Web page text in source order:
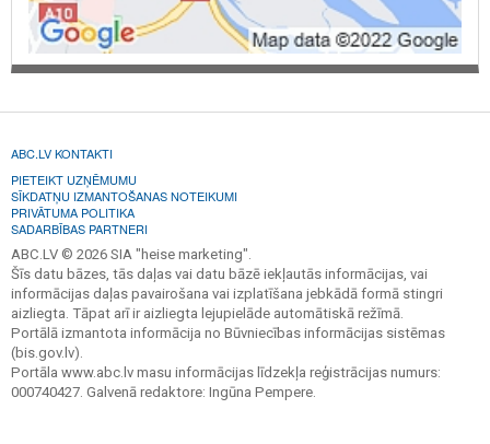
ABC.LV KONTAKTI
PIETEIKT UZŅĒMUMU
SĪKDATŅU IZMANTOŠANAS NOTEIKUMI
PRIVĀTUMA POLITIKA
SADARBĪBAS PARTNERI
ABC.LV © 2026 SIA "heise marketing".
Šīs datu bāzes, tās daļas vai datu bāzē iekļautās informācijas, vai
informācijas daļas pavairošana vai izplatīšana jebkādā formā stingri
aizliegta. Tāpat arī ir aizliegta lejupielāde automātiskā režīmā.
Portālā izmantota informācija no Būvniecības informācijas sistēmas
(bis.gov.lv).
Portāla www.abc.lv masu informācijas līdzekļa reģistrācijas numurs:
000740427. Galvenā redaktore: Ingūna Pempere.